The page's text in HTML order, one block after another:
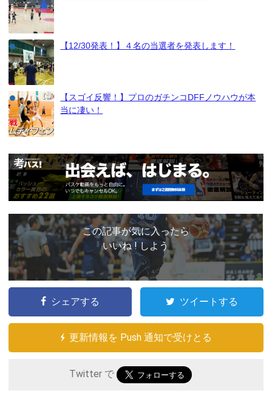
【12/30発表！】４名の当選者を発表します！
【スゴイ反響！】プロのガチンコDFFノウハウが本
当に凄い！
この記事が気に入ったら
いいね ! しよう
シェアする ツイートする
更新情報を Push 通知で受けとる
Twitter で